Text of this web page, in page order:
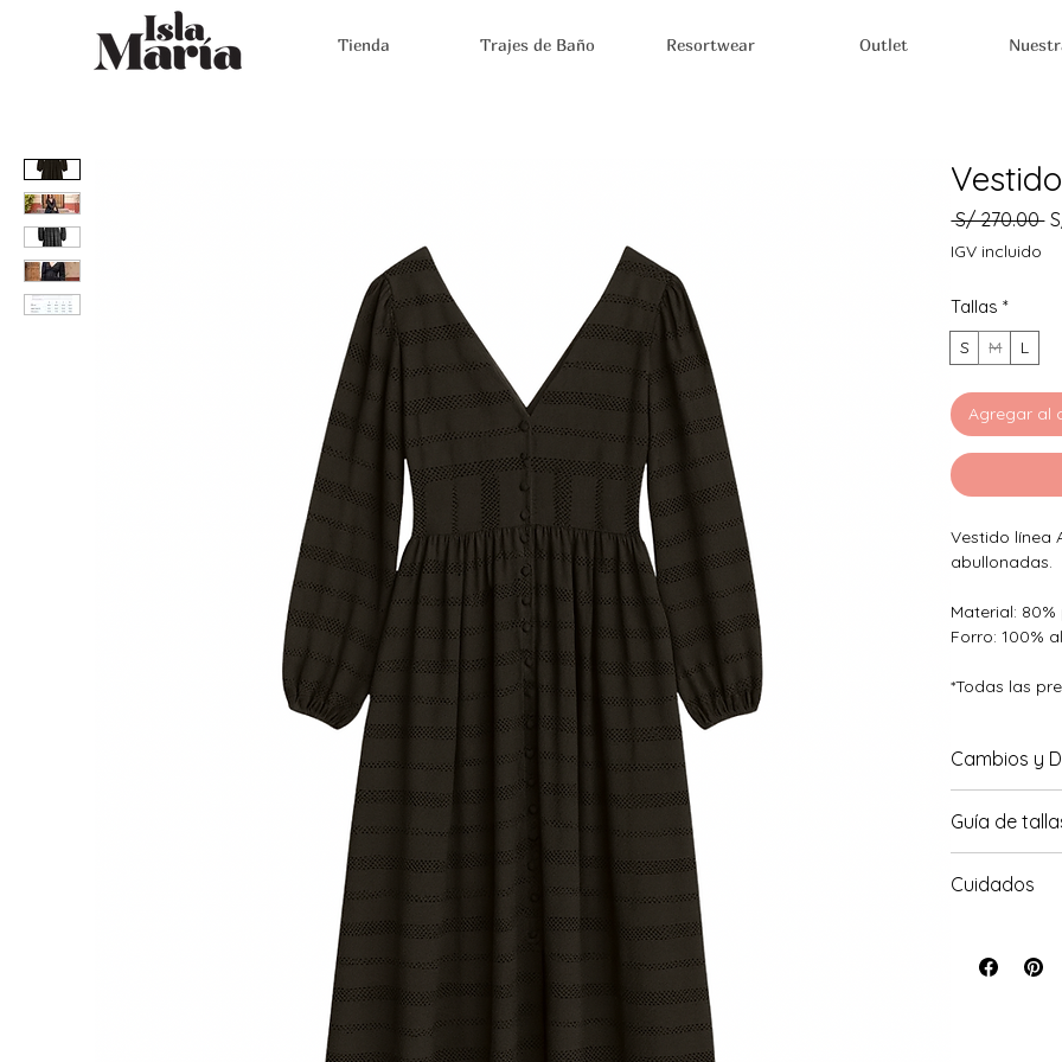
Tienda Trajes de Baño Resortwear Outlet
S/ 270.00
IGV incluido
Tallas *
S M L
Agregar al
Vestido línea
abullonadas.
Material:
Forro: 100%
*Todas las
Cambios y
Guía de
*Considerar
Cuidados
separado o
secadora,